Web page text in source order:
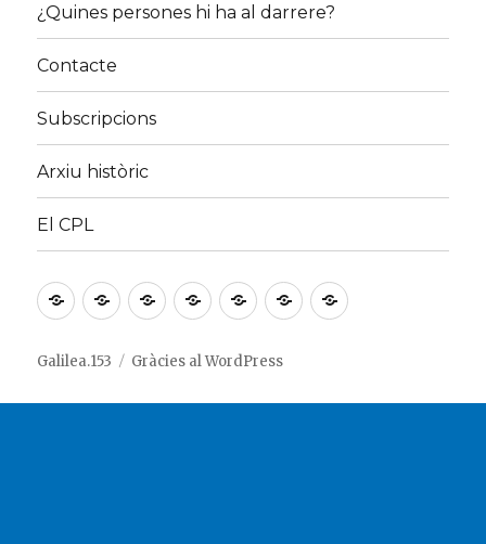
¿Quines persones hi ha al darrere?
Contacte
Subscripcions
Arxiu històric
El CPL
Inici ¿Què
Galilea.153?
¿Quines
hi
ContacteSubscripcions
ArxiuEl
Galilea.153 Gràcies al WordPress